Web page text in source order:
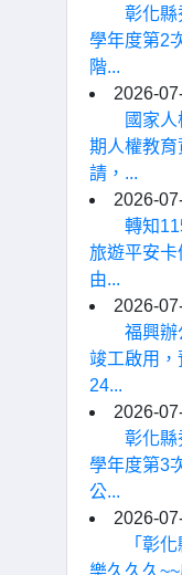
彰化縣
學年度第2
階...
2026-
國家
期人權教
請，...
2026-
轉知
旅遊平安
由...
2026-
福興辦
竣工啟用，
24...
2026-
彰化縣
學年度第3
公...
2026-
「彰
樂久久久